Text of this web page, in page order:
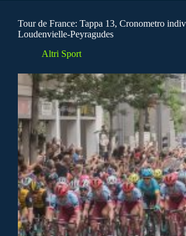
Tour de France: Tappa 13, Cronometro
Loudenvielle-Peyragudes
Altri Sport